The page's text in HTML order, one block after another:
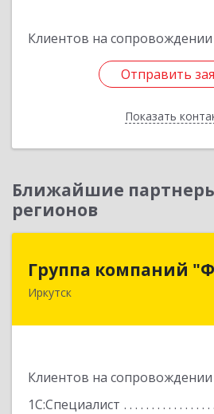
Клиентов на сопровождении
Отправить
Показать
Отправить
Назад
Ближайшие
регионов
Группа компаний
Иркутск
Клиентов на сопровождении
1С:Специалист
Группа
664007, Иркутская обл,